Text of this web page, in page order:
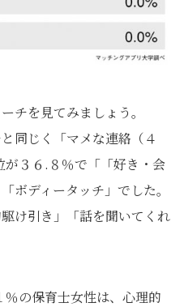
チを見てみましょう。
同じく「マメな連絡（４
が３６.８％で「「好き・会
ボディータッチ」でした。
け引き」「話を聞いてくれ
の保育士女性は、心理的